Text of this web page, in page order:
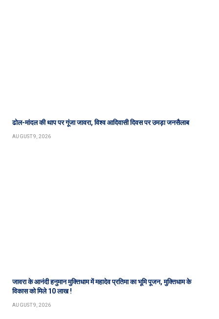
ढोल-मांदल की थाप पर गूंजा जावरा, विश्व आदिवासी दिवस पर उमड़ा जनसैलाब
AUGUST 9, 2026
जावरा के आनंदी हनुमान मुक्तिधाम में महादेव प्रतिमा का भूमि पूजन, मुक्तिधाम के
विकास को मिले 10 लाख !
AUGUST 9, 2026